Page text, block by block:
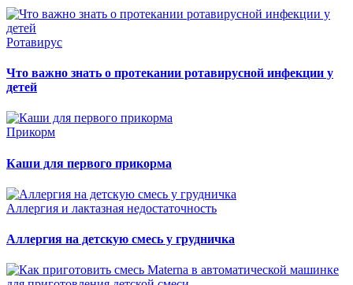
Ротавирус
Что важно знать о протекании ротавирусной инфекции у
детей
Прикорм
Каши для первого прикорма
Аллергия и лактазная недостаточность
Аллергия на детскую смесь у грудничка